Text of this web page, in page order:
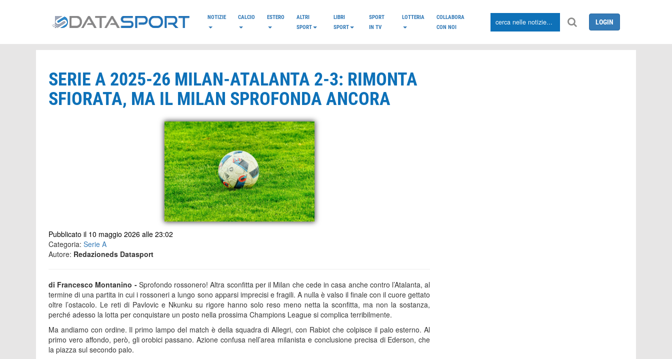
NOTIZIE CALCIO ESTERO
ALTRI
SPORT
LIBRI
SPORT
SPORT
IN TV
LOTTERIA
COLLABORA
CON NOI
LOGIN
SERIE A 2025-26 MILAN-ATALANTA 2-3: RIMONTA
SFIORATA, MA IL MILAN SPROFONDA ANCORA
Pubblicato il 10 maggio 2026 alle 23:02
Categoria: Serie A
Autore: Redazioneds Datasport
di Francesco Montanino -Sprofondo rossonero! Altra sconfitta per il Milan che cede in casa anche contro l’Atalanta, al
termine di una partita in cui i rossoneri a lungo sono apparsi imprecisi e fragili. A nulla è valso il finale con il cuore gettato
oltre l’ostacolo. Le reti di Pavlovic e Nkunku su rigore hanno solo reso meno netta la sconfitta, ma non la sostanza,
perché adesso la lotta per conquistare un posto nella prossima Champions League si complica terribilmente.
Ma andiamo con ordine. Il primo lampo del match è della squadra di Allegri, con Rabiot che colpisce il palo esterno. Al
primo vero affondo, però, gli orobici passano. Azione confusa nell’area milanista e conclusione precisa di Ederson, che
la piazza sul secondo palo.